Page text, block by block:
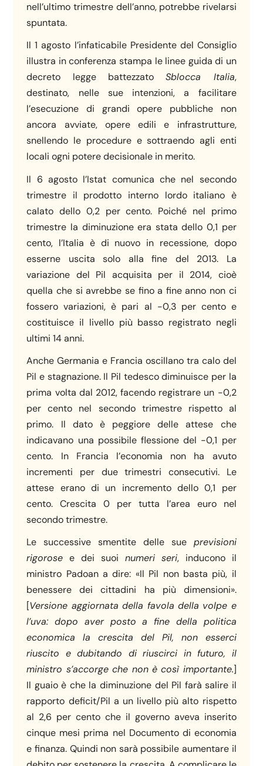
nell’ultimo trimestre dell’anno, potrebbe rivelarsi
spuntata.
Il 1 agosto l’infaticabile Presidente del Consiglio
illustra in conferenza stampa le linee guida di un
decreto legge battezzatoSblocca Italia,
destinato, nelle sue intenzioni, a facilitare
l’esecuzione di grandi opere pubbliche non
ancora avviate, opere edili e infrastrutture,
snellendo le procedure e sottraendo agli enti
locali ogni potere decisionale in merito.
Il 6 agosto l’Istat comunica che nel secondo
trimestre il prodotto interno lordo italiano è
calato dello 0,2 per cento. Poiché nel primo
trimestre la diminuzione era stata dello 0,1 per
cento, l’Italia è di nuovo in recessione, dopo
esserne uscita solo alla fine del 2013. La
variazione del Pil acquisita per il 2014, cioè
quella che si avrebbe se fino a fine anno non ci
fossero variazioni, è pari al -0,3 per cento e
costituisce il livello più basso registrato negli
ultimi 14 anni.
Anche Germania e Francia oscillano tra calo del
Pil e stagnazione. Il Pil tedesco diminuisce per la
prima volta dal 2012, facendo registrare un -0,2
per cento nel secondo trimestre rispetto al
primo. Il dato è peggiore delle attese che
indicavano una possibile flessione del -0,1 per
cento. In Francia l’economia non ha avuto
incrementi per due trimestri consecutivi. Le
attese erano di un incremento dello 0,1 per
cento. Crescita 0 per tutta l’area euro nel
secondo trimestre.
Le successive smentite delle sue previsioni
rigorose e dei suoi numeri seri, inducono il
ministro Padoan a dire: «Il Pil non basta più, il
benessere dei cittadini ha più dimensioni».
[Versione aggiornata della favola della volpe e
l’uva: dopo aver posto a fine della politica
economica la crescita del Pil, non esserci
riuscito e dubitando di riuscirci in futuro, il
ministro s’accorge che non è così importante.]
Il guaio è che la diminuzione del Pil farà salire il
rapporto deficit/Pil a un livello più alto rispetto
al 2,6 per cento che il governo aveva inserito
cinque mesi prima nel Documento di economia
e finanza. Quindi non sarà possibile aumentare il